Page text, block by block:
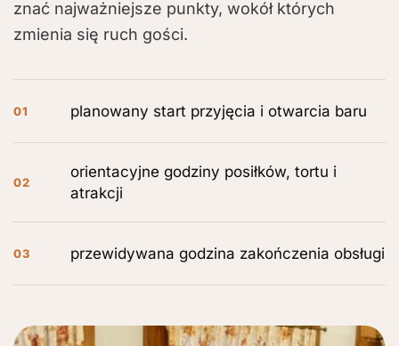
znać najważniejsze punkty, wokół których
zmienia się ruch gości.
01 planowany start przyjęcia i otwarcia baru
02
orientacyjne godziny posiłków, tortu i
atrakcji
03 przewidywana godzina zakończenia obsługi